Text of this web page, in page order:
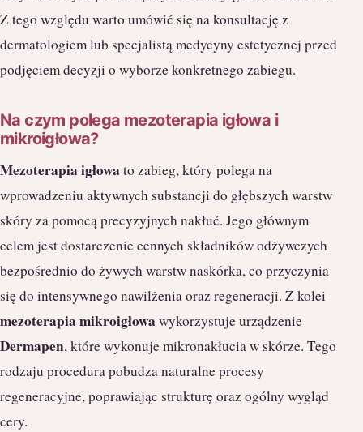
Z tego względu warto umówić się na konsultację z
dermatologiem lub specjalistą medycyny estetycznej przed
podjęciem decyzji o wyborze konkretnego zabiegu.
Na czym polega mezoterapia igłowa i
mikroigłowa?
Mezoterapia igłowa to zabieg, który polega na
wprowadzeniu aktywnych substancji do głębszych warstw
skóry za pomocą precyzyjnych nakłuć. Jego głównym
celem jest dostarczenie cennych składników odżywczych
bezpośrednio do żywych warstw naskórka, co przyczynia
się do intensywnego nawilżenia oraz regeneracji. Z kolei
mezoterapia mikroigłowa wykorzystuje urządzenie
Dermapen, które wykonuje mikronakłucia w skórze. Tego
rodzaju procedura pobudza naturalne procesy
regeneracyjne, poprawiając strukturę oraz ogólny wygląd
cery.